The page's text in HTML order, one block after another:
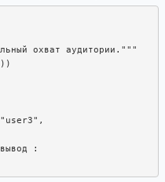
охват аудитории."""
: